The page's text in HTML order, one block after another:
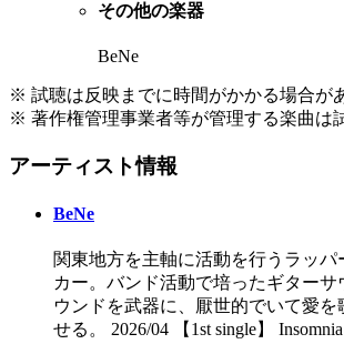
その他の楽器
BeNe
※ 試聴は反映までに時間がかかる場合が
※ 著作権管理事業者等が管理する楽曲は
アーティスト情報
BeNe
関東地方を主軸に活動を行うラッパ
カー。バンド活動で培ったギターサ
ウンドを武器に、厭世的でいて愛
せる。 2026/04 【1st single】